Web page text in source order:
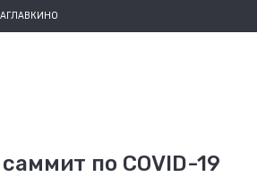
ГЛАВКИНО
по COVID-19